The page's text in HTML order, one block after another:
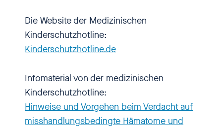
Kinderschutzhotline. Was das ist
und was er und sein Team da
genau machen, das erzählt er mir
Berthold Herzlich willkommen bei
einbiszwei.
[00:01:37.260] - Oliver Berthold
Die Website der Medizinischen
Kinderschutzhotline:
Kinderschutzhotline.de
Infomaterial von der medizinischen
Kinderschutzhotline:
Hinweise und Vorgehen beim Verdacht auf
misshandlungsbedingte Hämatome und